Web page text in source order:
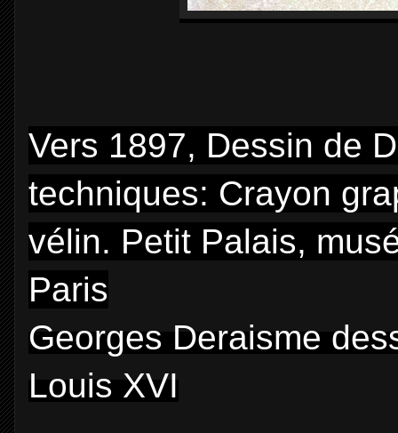
Vers 1897, Dessin de
techniques: Crayon
vélin. Petit Palais,
Paris
Georges Deraisme
Louis XVI